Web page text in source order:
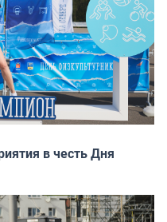
в честь Дня